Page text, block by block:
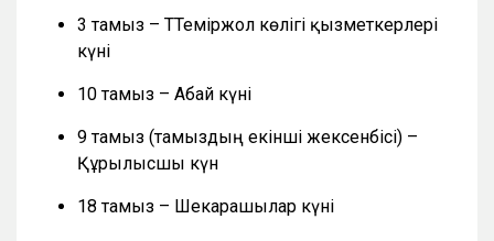
3 тамыз – ТТеміржол көлігі қызметкерлері
күні
10 тамыз – Абай күні
9 тамыз (тамыздың екінші жексенбісі) –
Құрылысшы күн
18 тамыз – Шекарашылар күні